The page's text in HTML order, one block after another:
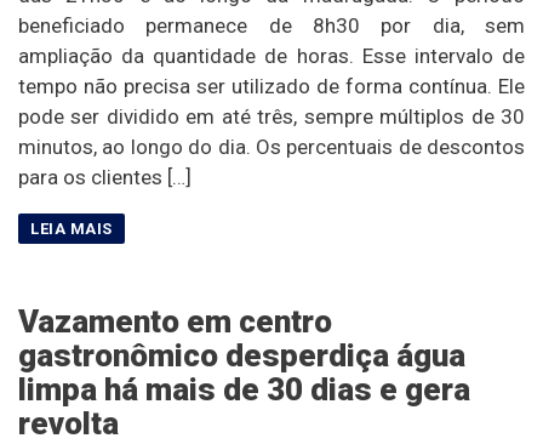
beneficiado permanece de 8h30 por dia, sem
ampliação da quantidade de horas. Esse intervalo de
tempo não precisa ser utilizado de forma contínua. Ele
pode ser dividido em até três, sempre múltiplos de 30
minutos, ao longo do dia. Os percentuais de descontos
para os clientes […]
Vazamento em centro
gastronômico desperdiça água
limpa há mais de 30 dias e gera
revolta